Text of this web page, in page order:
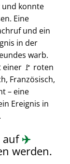
konnte
Eine
und ein
in der
warb.
einer 🚩 roten
Französisch,
– eine
Ereignis in
auf✈️
werden.